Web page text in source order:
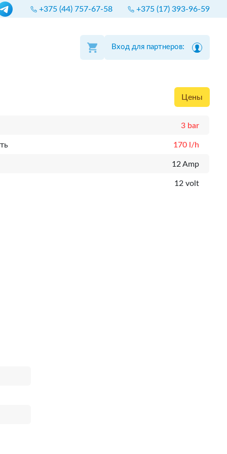
+375 (44) 757-67-58 +375 (17) 393-96-59
Вход для партнеров:
Цены
3 bar
170 l/h
12 Amp
12 volt